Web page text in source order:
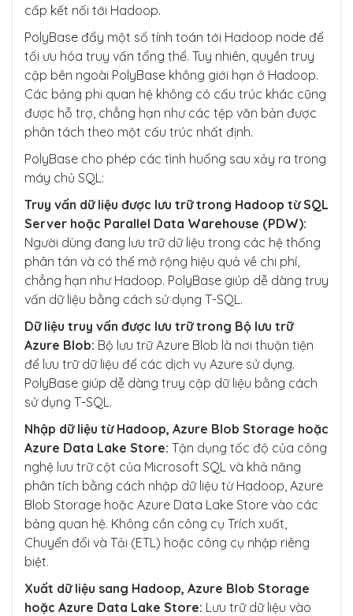
cấp kết nối tới Hadoop.
PolyBase đẩy một số tính toán tới Hadoop node để
tối ưu hóa truy vấn tổng thể. Tuy nhiên, quyền truy
cập bên ngoài PolyBase không giới hạn ở Hadoop.
Các bảng phi quan hệ không có cấu trúc khác cũng
được hỗ trợ, chẳng hạn như các tệp văn bản được
phân tách theo một cấu trúc nhất định.
PolyBase cho phép các tình huống sau xảy ra trong
máy chủ SQL:
Truy vấn dữ liệu được lưu trữ trong Hadoop từ SQL
Server hoặc Parallel Data Warehouse (PDW):
Người dùng đang lưu trữ dữ liệu trong các hệ thống
phân tán và có thể mở rộng hiệu quả về chi phí,
chẳng hạn như Hadoop. PolyBase giúp dễ dàng truy
vấn dữ liệu bằng cách sử dụng T-SQL.
Dữ liệu truy vấn được lưu trữ trong Bộ lưu trữ
Azure Blob: Bộ lưu trữ Azure Blob là nơi thuận tiện
để lưu trữ dữ liệu để các dịch vụ Azure sử dụng.
PolyBase giúp dễ dàng truy cập dữ liệu bằng cách
sử dụng T-SQL.
Nhập dữ liệu từ Hadoop, Azure Blob Storage hoặc
Azure Data Lake Store: Tận dụng tốc độ của công
nghệ lưu trữ cột của Microsoft SQL và khả năng
phân tích bằng cách nhập dữ liệu từ Hadoop, Azure
Blob Storage hoặc Azure Data Lake Store vào các
bảng quan hệ. Không cần công cụ Trích xuất,
Chuyển đổi và Tải (ETL) hoặc công cụ nhập riêng
biệt.
Xuất dữ liệu sang Hadoop, Azure Blob Storage
hoặc Azure Data Lake Store: Lưu trữ dữ liệu vào